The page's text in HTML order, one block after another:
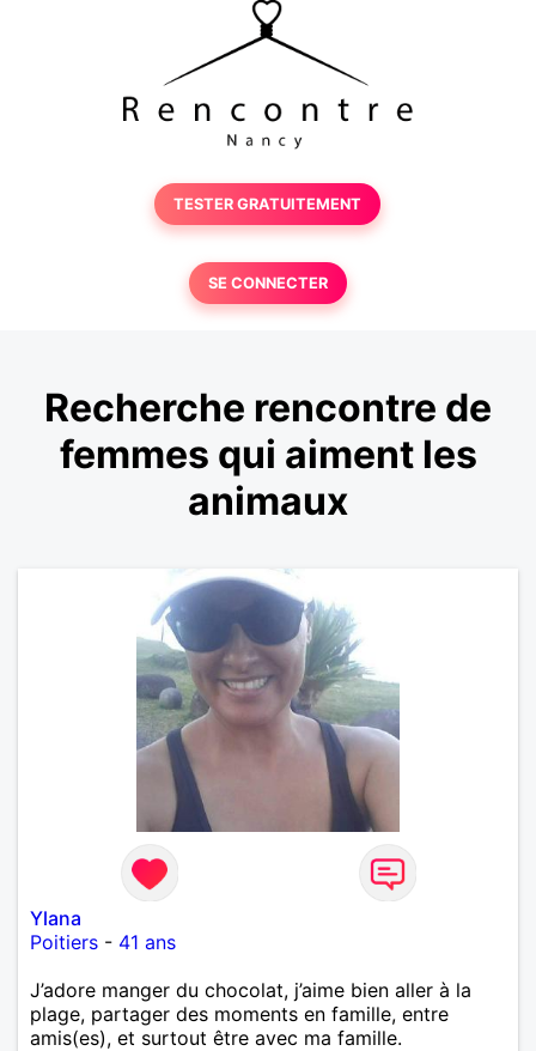
TESTER GRATUITEMENT
SE CONNECTER
Recherche rencontre de
femmes qui aiment les
animaux
Ylana
Poitiers - 41 ans
J’adore manger du chocolat, j’aime bien aller à la
plage, partager des moments en famille, entre
amis(es), et surtout être avec ma famille.